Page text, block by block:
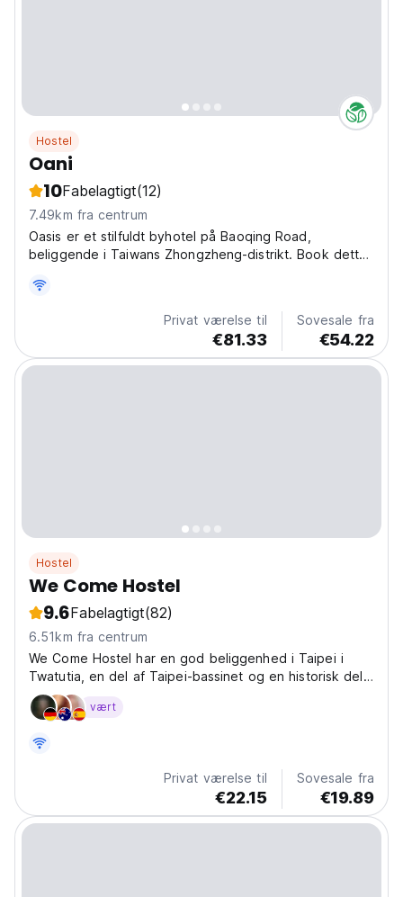
Hostel
Oani
10Fabelagtigt(12)
7.49km fra centrum
Oasis er et stilfuldt byhotel på Baoqing Road,
beliggende i Taiwans Zhongzheng-distrikt. Book dette
kultur i dag! (Auto-translated from original language)
Privat værelse til
€81.33
Sovesale fra
€54.22
Hostel
We Come Hostel
9.6Fabelagtigt(82)
6.51km fra centrum
We Come Hostel har en god beliggenhed i Taipei i
Twatutia, en del af Taipei-bassinet og en historisk del
af Taipei.
vært
Privat værelse til
€22.15
Sovesale fra
€19.89